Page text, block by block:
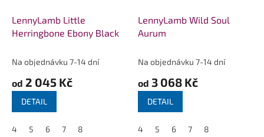
LennyLamb Little
Herringbone Ebony Black
Na objednávku 7-14 dní
od 2 045 Kč
DETAIL
4 5 6 7 8
LennyLamb Wild Soul
Aurum
Na objednávku 7-14 dní
od 3 068 Kč
DETAIL
4 5 6 7 8